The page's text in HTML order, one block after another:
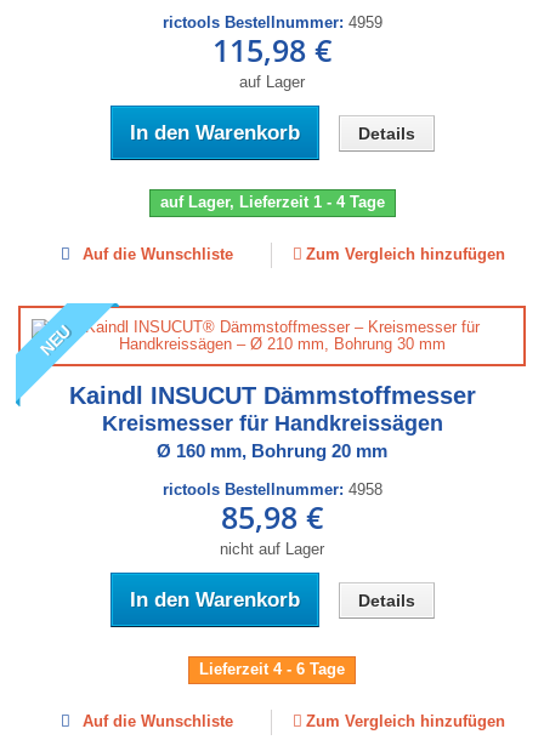
rictools Bestellnummer: 4959
115,98 €
auf Lager
In den Warenkorb Details
auf Lager, Lieferzeit 1 - 4 Tage
Auf die Wunschliste Zum Vergleich hinzufügen
NEU
Kaindl INSUCUT Dämmstoffmesser
Kreismesser für Handkreissägen
Ø 160 mm, Bohrung 20 mm
rictools Bestellnummer: 4958
85,98 €
nicht auf Lager
In den Warenkorb Details
Lieferzeit 4 - 6 Tage
Auf die Wunschliste Zum Vergleich hinzufügen